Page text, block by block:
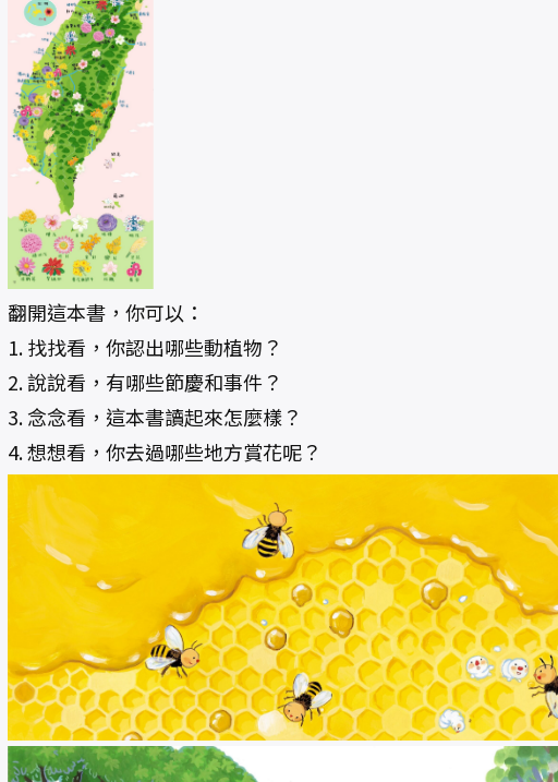
翻開這本書，你可以：
1. 找找看，你認出哪些動植物？
2. 說說看，有哪些節慶和事件？
3. 念念看，這本書讀起來怎麼樣？
4. 想想看，你去過哪些地方賞花呢？